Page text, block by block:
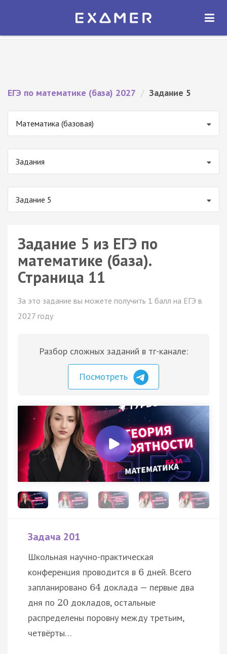
Экзамер — ЕГЭ 2027
ОТКРЫТЬ
ЕГЭ по математике (база) 2027 / Задание 5
Математика (базовая)
Задания
Задание 5
Задание 5 из ЕГЭ по
математике (база).
Страница 11
За это задание вы можете получить 1 балл на ЕГЭ в
2027 году
Разбор сложных заданий в тг-канале:
Посмотреть
Задача 201
Школьная научно-практическая
конференция проводится в 6 дней. Всего
запланировано 64 доклада — первые два
дня по 20 докладов, остальные
распределены поровну между третьим,
четвёрты…